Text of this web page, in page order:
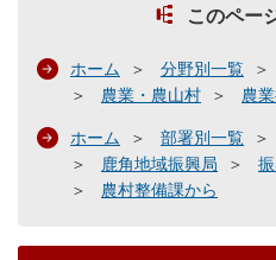
このペー
ホーム 分野別一覧
農業・農山村
農
ホーム 部署別一覧
鹿角地域振興局
農村整備課から